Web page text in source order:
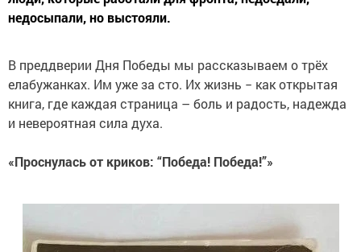
недосыпали, но выстояли.
В преддверии Дня Победы мы рассказываем о трёх
елабужанках. Им уже за сто. Их жизнь − как открытая
книга, где каждая страница – боль и радость, надежда
и невероятная сила духа.
«Проснулась от криков: “Победа! Победа!”»